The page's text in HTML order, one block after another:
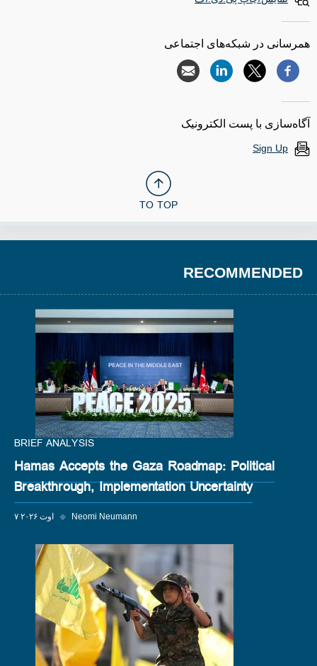
همرسانی در شبکه‌های اجتماعی
آگاه‌سازی با پست الکترونیک
Sign Up
TO TOP
RECOMMENDED
BRIEF ANALYSIS
Hamas Accepts the Gaza Roadmap: Political
Breakthrough, Implementation Uncertainty
۷ اوت ۲۰۲۶ ◆ Neomi Neumann